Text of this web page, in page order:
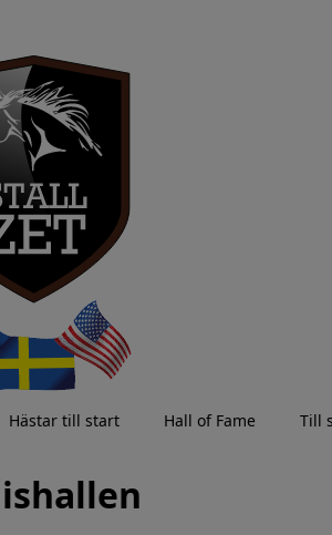
Hästar till start Hall of Fame Till